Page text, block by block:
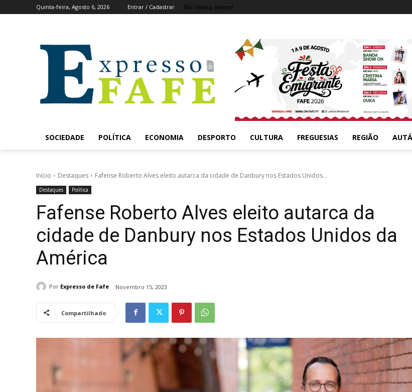
Quinta-feira, Agosto 6, 2026 Entrar / Cadastrar No menu items!
SOCIEDADE POLÍTICA ECONOMIA DESPORTO CULTURA FREGUESIAS REGIÃO
Início Destaques Fafense Roberto Alves eleito autarca da cidade de Danbury nos Estados Unidos...
Destaques Política
Fafense Roberto Alves eleito autarca da
cidade de Danbury nos Estados Unidos da
América
Por Expresso de Fafe Novembro 15, 2023
Compartilhado